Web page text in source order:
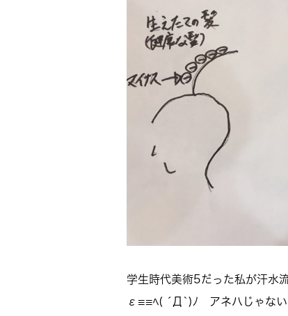
学生時代美術5だった私が汗水
ε≡≡ﾍ( ´Д`)ﾉ アネハじゃない